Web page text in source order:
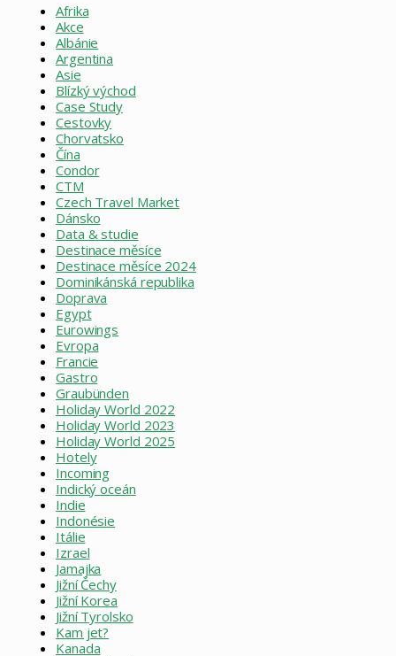
Afrika
Akce
Albánie
Argentina
Asie
Blízký východ
Case Study
Cestovky
Chorvatsko
Čína
Condor
CTM
Czech Travel Market
Dánsko
Data & studie
Destinace měsíce
Destinace měsíce 2024
Dominikánská republika
Doprava
Egypt
Eurowings
Evropa
Francie
Gastro
Graubünden
Holiday World 2022
Holiday World 2023
Holiday World 2025
Hotely
Incoming
Indický oceán
Indie
Indonésie
Itálie
Izrael
Jamajka
Jižní Čechy
Jižní Korea
Jižní Tyrolsko
Kam jet?
Kanada